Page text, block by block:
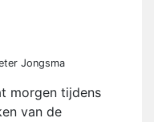
Jongsma
morgen tijdens
van de